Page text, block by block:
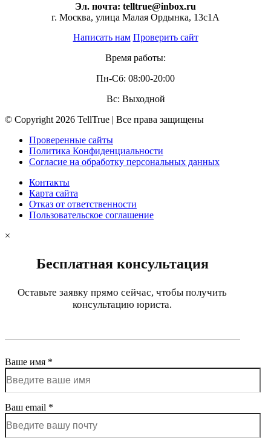
Эл. почта: telltrue@inbox.ru
г. Москва, улица Малая Ордынка, 13с1А
Написать нам Проверить сайт
Время работы:
Пн-Сб: 08:00-20:00
Вс: Выходной
© Copyright 2026 TellTrue | Все права защищены
Проверенные сайты
Политика Конфиденциальности
Согласие на обработку персональных данных
Контакты
Карта сайта
Отказ от ответственности
Пользовательское соглашение
×
Бесплатная консультация
Оставьте заявку прямо сейчас, чтобы получить
консультацию юриста.
Ваше имя *
Ваш email *